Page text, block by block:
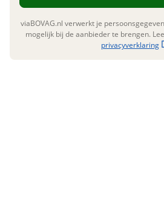
viaBOVAG.nl verwerkt je
mogelijk bij de aanbieder te brengen.
privacyverklaring